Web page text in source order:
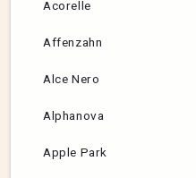
Acorelle
Affenzahn
Alce Nero
Alphanova
Apple Park